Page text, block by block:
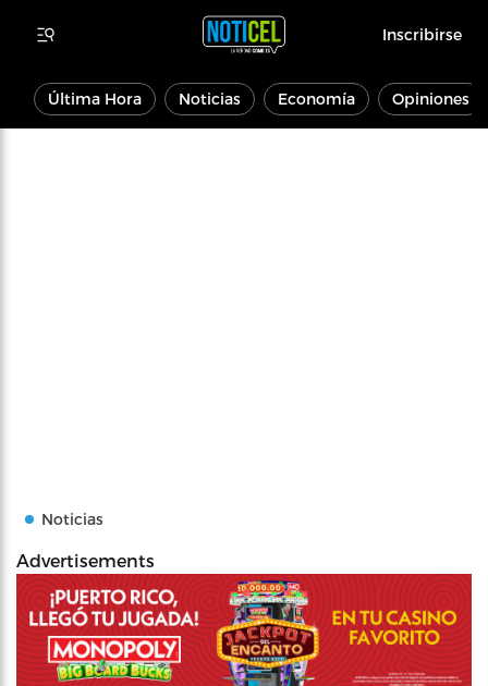
Inscribirse
Última Hora Noticias Economía Opiniones
Noticias
Advertisements